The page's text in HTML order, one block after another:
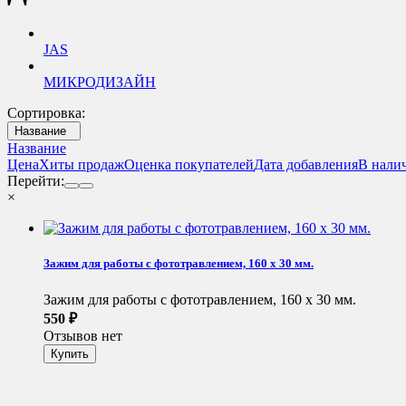
JAS
МИКРОДИЗАЙН
Сортировка:
Название
Название
ЦенаХиты продажОценка покупателейДата добавленияВ
Перейти:
×
Зажим для работы с фототравлением, 160 х 30 мм.
Зажим для работы с фототравлением, 160 х 30 мм.
550 ₽
Отзывов нет